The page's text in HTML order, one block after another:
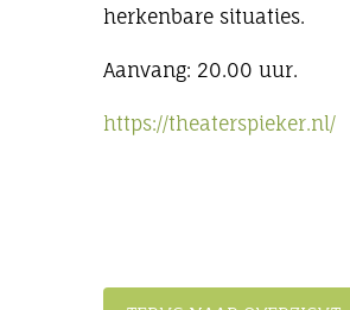
herkenbare situaties.
Aanvang: 20.00 uur.
https://theaterspieker.nl/